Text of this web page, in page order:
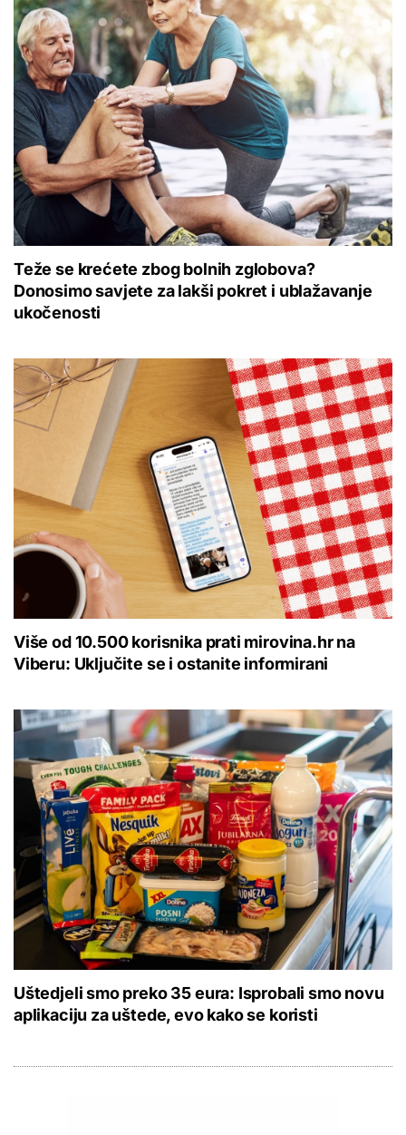
Teže se krećete zbog bolnih zglobova?
Donosimo savjete za lakši pokret i ublažavanje
ukočenosti
Više od 10.500 korisnika prati mirovina.hr na
Viberu: Uključite se i ostanite informirani
Uštedjeli smo preko 35 eura: Isprobali smo novu
aplikaciju za uštede, evo kako se koristi